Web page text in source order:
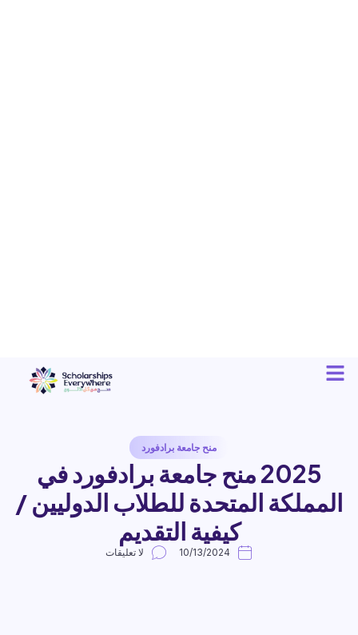
منح جامعة برادفورد
2025 منح جامعة برادفورد في
المملكة المتحدة للطلاب الدوليين /
كيفية التقديم
10/13/2024 لا تعليقات